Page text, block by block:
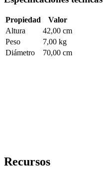
Propiedad
Valor
Altura
42,00 cm
Peso
7,00 kg
Diámetro
70,00 cm
Recursos